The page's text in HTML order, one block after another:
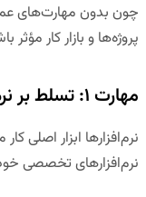
چون بدون مهارت‌های
پروژه‌ها و بازار کار مؤثر
مهارت ۱: تسلط بر نرم‌افزارهای مهندسی
نرم‌افزارها ابزار
نرم‌افزارهای تخصصی خود